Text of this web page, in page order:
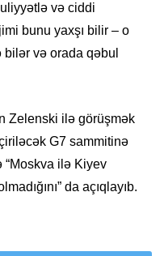
və ciddi
bunu yaxşı bilir – o
və orada qəbul
Zelenski ilə görüşmək
G7 sammitinə
“Moskva ilə Kiyev
da açıqlayıb.